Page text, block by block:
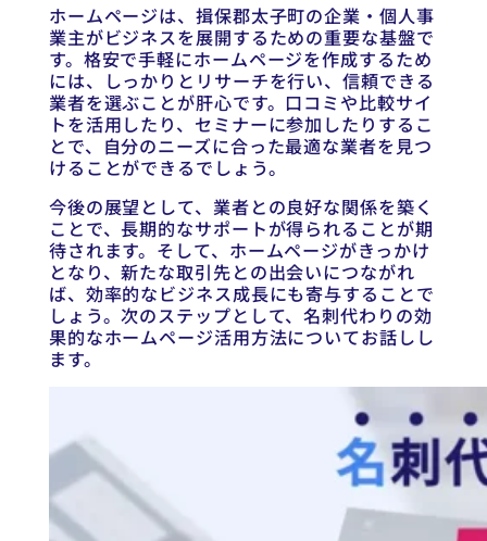
ホームページは、揖保郡太子町の企業・個人事
業主がビジネスを展開するための重要な基盤で
す。格安で手軽にホームページを作成するため
には、しっかりとリサーチを行い、信頼できる
業者を選ぶことが肝心です。口コミや比較サイ
トを活用したり、セミナーに参加したりするこ
とで、自分のニーズに合った最適な業者を見つ
けることができるでしょう。
今後の展望として、業者との良好な関係を築く
ことで、長期的なサポートが得られることが期
待されます。そして、ホームページがきっかけ
となり、新たな取引先との出会いにつながれ
ば、効率的なビジネス成長にも寄与することで
しょう。次のステップとして、名刺代わりの効
果的なホームページ活用方法についてお話しし
ます。